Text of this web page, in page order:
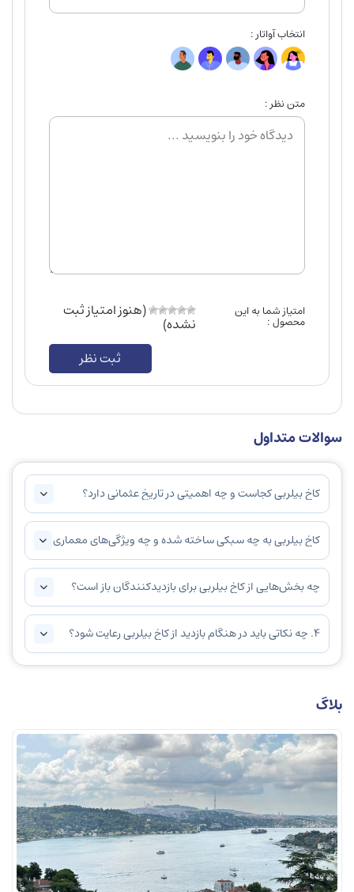
انتخاب آواتار :
متن نظر :
امتیاز شما به این
محصول :
(هنوز امتیاز ثبت
نشده)
ثبت نظر
سوالات متداول
کاخ بیلربی کجاست و چه اهمیتی در تاریخ عثمانی دارد؟
کاخ بیلربی به چه سبکی ساخته شده و چه ویژگی‌های معماری
دارد؟
چه بخش‌هایی از کاخ بیلربی برای بازدیدکنندگان باز است؟
4. چه نکاتی باید در هنگام بازدید از کاخ بیلربی رعایت شود؟
بلاگ